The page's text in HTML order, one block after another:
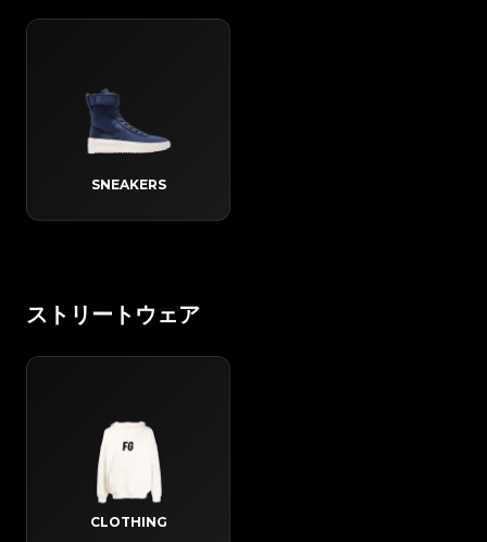
SNEAKERS
ストリートウェア
CLOTHING